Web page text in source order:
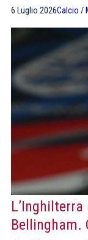
6 Luglio 2026Calcio /
Bellingham.